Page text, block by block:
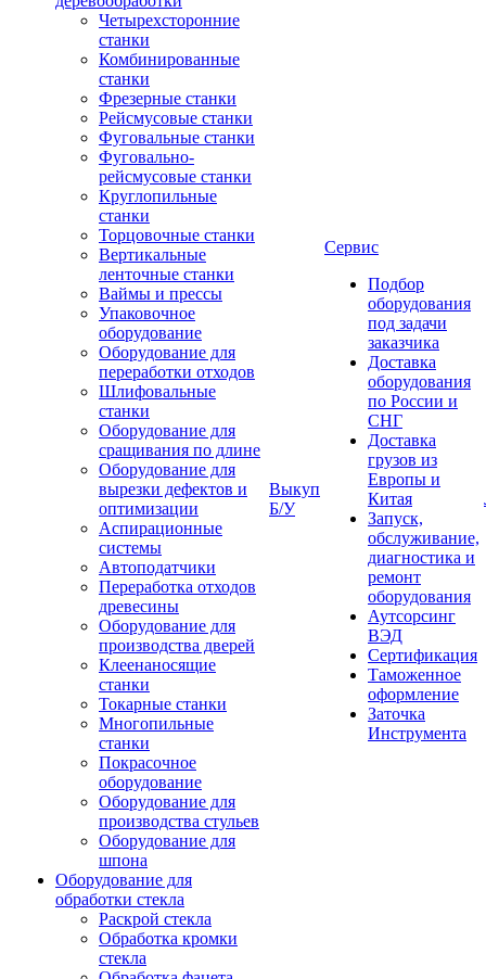
Четырехсторонние
станки
Комбинированные
станки
Фрезерные станки
Рейсмусовые станки
Фуговальные станки
Фуговально-
рейсмусовые станки
Круглопильные
станки
Торцовочные станки
Вертикальные
ленточные станки
Ваймы и прессы
Упаковочное
оборудование
Оборудование для
переработки отходов
Шлифовальные
станки
Оборудование для
сращивания по длине
Оборудование для
вырезки дефектов и
оптимизации
Аспирационные
системы
Автоподатчики
Переработка отходов
древесины
Оборудование для
производства дверей
Клеенаносящие
станки
Токарные станки
Многопильные
станки
Покрасочное
оборудование
Оборудование для
производства стульев
Оборудование для
шпона
Оборудование для
обработки стекла
Раскрой стекла
Обработка кромки
стекла
Выкуп
Б/У
Сервис
Подбор
оборудования
под задачи
заказчика
Доставка
оборудования
по России и
СНГ
Доставка
грузов из
Европы и
Китая
Запуск,
обслуживание,
диагностика и
ремонт
оборудования
Аутсорсинг
ВЭД
Сертификация
Таможенное
оформление
Заточка
Инструмента